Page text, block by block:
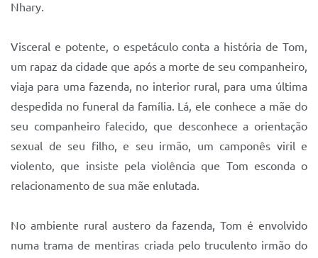
Nhary.
Visceral e potente, o espetáculo conta a história de Tom,
um rapaz da cidade que após a morte de seu companheiro,
viaja para uma fazenda, no interior rural, para uma última
despedida no funeral da família. Lá, ele conhece a mãe do
seu companheiro falecido, que desconhece a orientação
sexual de seu filho, e seu irmão, um camponês viril e
violento, que insiste pela violência que Tom esconda o
relacionamento de sua mãe enlutada.
No ambiente rural austero da fazenda, Tom é envolvido
numa trama de mentiras criada pelo truculento irmão do